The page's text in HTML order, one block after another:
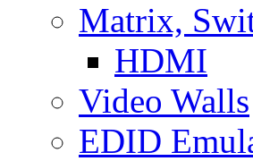
Matrix,
HDMI
Video Walls
EDID